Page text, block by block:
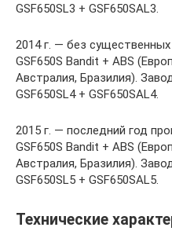
GSF650SL3 + GSF650SAL3.
2014 г. — без
GSF650S Bandit + ABS
Австралия, Бразилия).
GSF650SL4 + GSF650SAL4.
2015 г. — последний год
GSF650S Bandit + ABS
Австралия, Бразилия).
GSF650SL5 + GSF650SAL5.
Технические